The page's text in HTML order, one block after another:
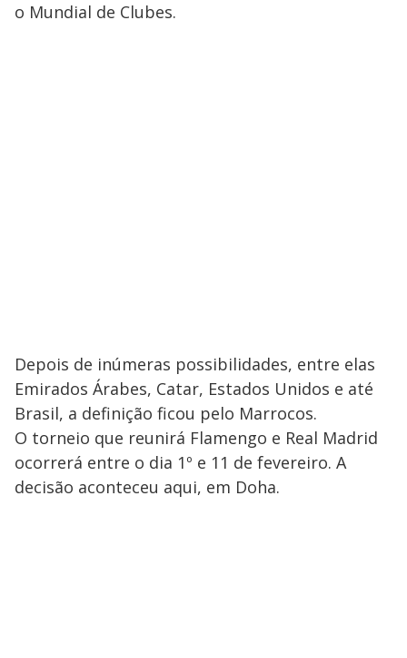
o Mundial de Clubes.
Depois de inúmeras possibilidades, entre elas
Emirados Árabes, Catar, Estados Unidos e até
Brasil, a definição ficou pelo Marrocos.
O torneio que reunirá Flamengo e Real Madrid
ocorrerá entre o dia 1º e 11 de fevereiro. A
decisão aconteceu aqui, em Doha.